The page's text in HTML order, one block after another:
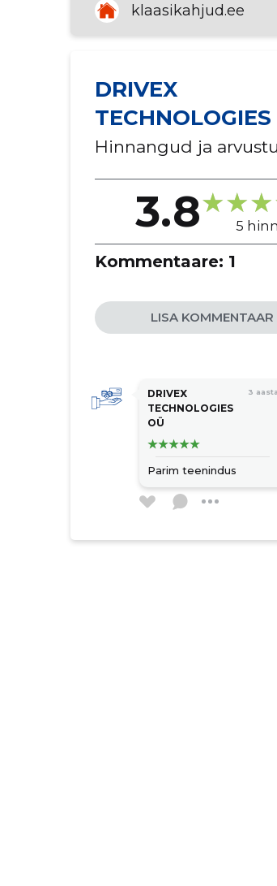
klaasikahjud.ee
DRIVEX
TECHNOLOGIES
Hinnangud ja
3.8 5
Kommentaare: 1
LISA KOMMENTAAR
DRIVEX
TECHNOLOGIES
OÜ
3
Parim teenindus